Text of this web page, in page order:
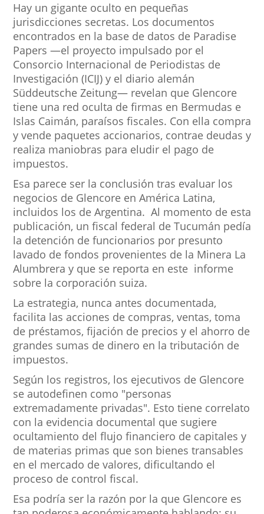
Hay un gigante oculto en pequeñas
jurisdicciones secretas. Los documentos
encontrados en la base de datos de Paradise
Papers —el proyecto impulsado por el
Consorcio Internacional de Periodistas de
Investigación (ICIJ) y el diario alemán
Süddeutsche Zeitung— revelan que Glencore
tiene una red oculta de firmas en Bermudas e
Islas Caimán, paraísos fiscales. Con ella compra
y vende paquetes accionarios, contrae deudas y
realiza maniobras para eludir el pago de
impuestos.
Esa parece ser la conclusión tras evaluar los
negocios de Glencore en América Latina,
incluidos los de Argentina. Al momento de esta
publicación, un fiscal federal de Tucumán pedía
la detención de funcionarios por presunto
lavado de fondos provenientes de la Minera La
Alumbrera y que se reporta en este informe
sobre la corporación suiza.
La estrategia, nunca antes documentada,
facilita las acciones de compras, ventas, toma
de préstamos, fijación de precios y el ahorro de
grandes sumas de dinero en la tributación de
impuestos.
Según los registros, los ejecutivos de Glencore
se autodefinen como "personas
extremadamente privadas". Esto tiene correlato
con la evidencia documental que sugiere
ocultamiento del flujo financiero de capitales y
de materias primas que son bienes transables
en el mercado de valores, dificultando el
proceso de control fiscal.
Esa podría ser la razón por la que Glencore es